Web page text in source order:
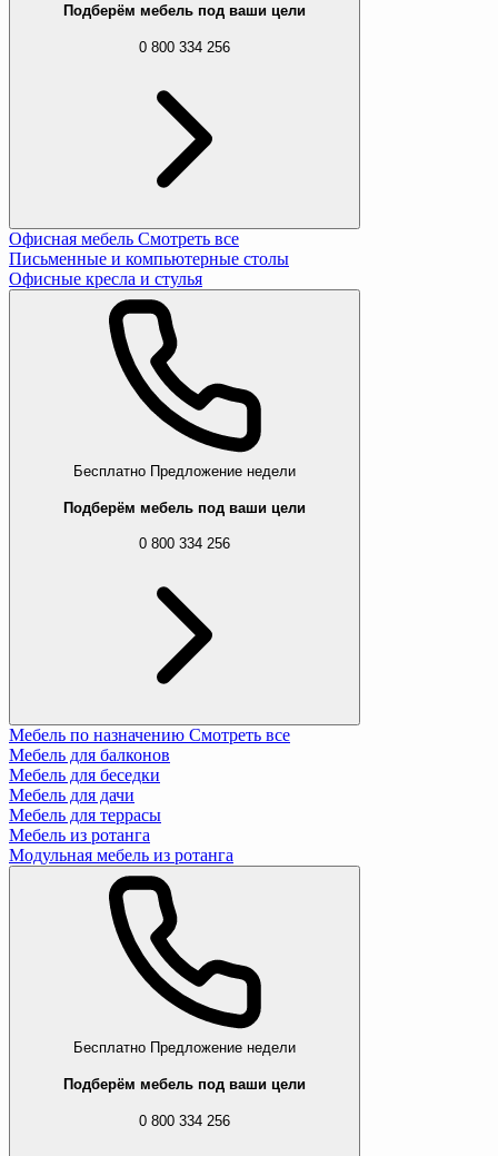
Подберём мебель под ваши цели
0 800 334 256
Офисная мебель Смотреть все
Письменные и компьютерные столы
Офисные кресла и стулья
Бесплатно Предложение недели
Подберём мебель под ваши цели
0 800 334 256
Мебель по назначению Смотреть все
Мебель для балконов
Мебель для беседки
Мебель для дачи
Мебель для террасы
Мебель из ротанга
Модульная мебель из ротанга
Бесплатно Предложение недели
Подберём мебель под ваши цели
0 800 334 256